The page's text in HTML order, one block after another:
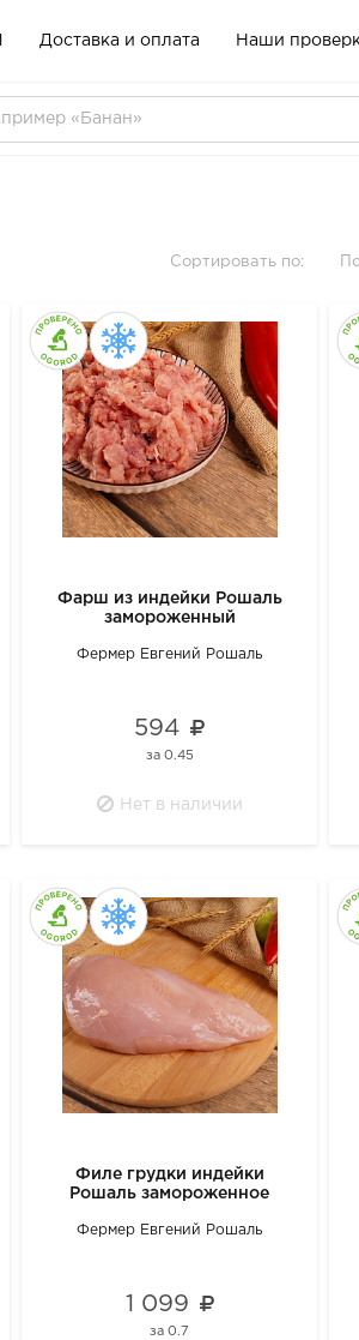
Доставка и оплата Наши
Сортировать по:
Фарш из индейки Рошаль
замороженный
Фермер Евгений Рошаль
594
за 0.45
Нет в наличии
Филе грудки индейки
Рошаль замороженное
Фермер Евгений Рошаль
1 099
за0.7